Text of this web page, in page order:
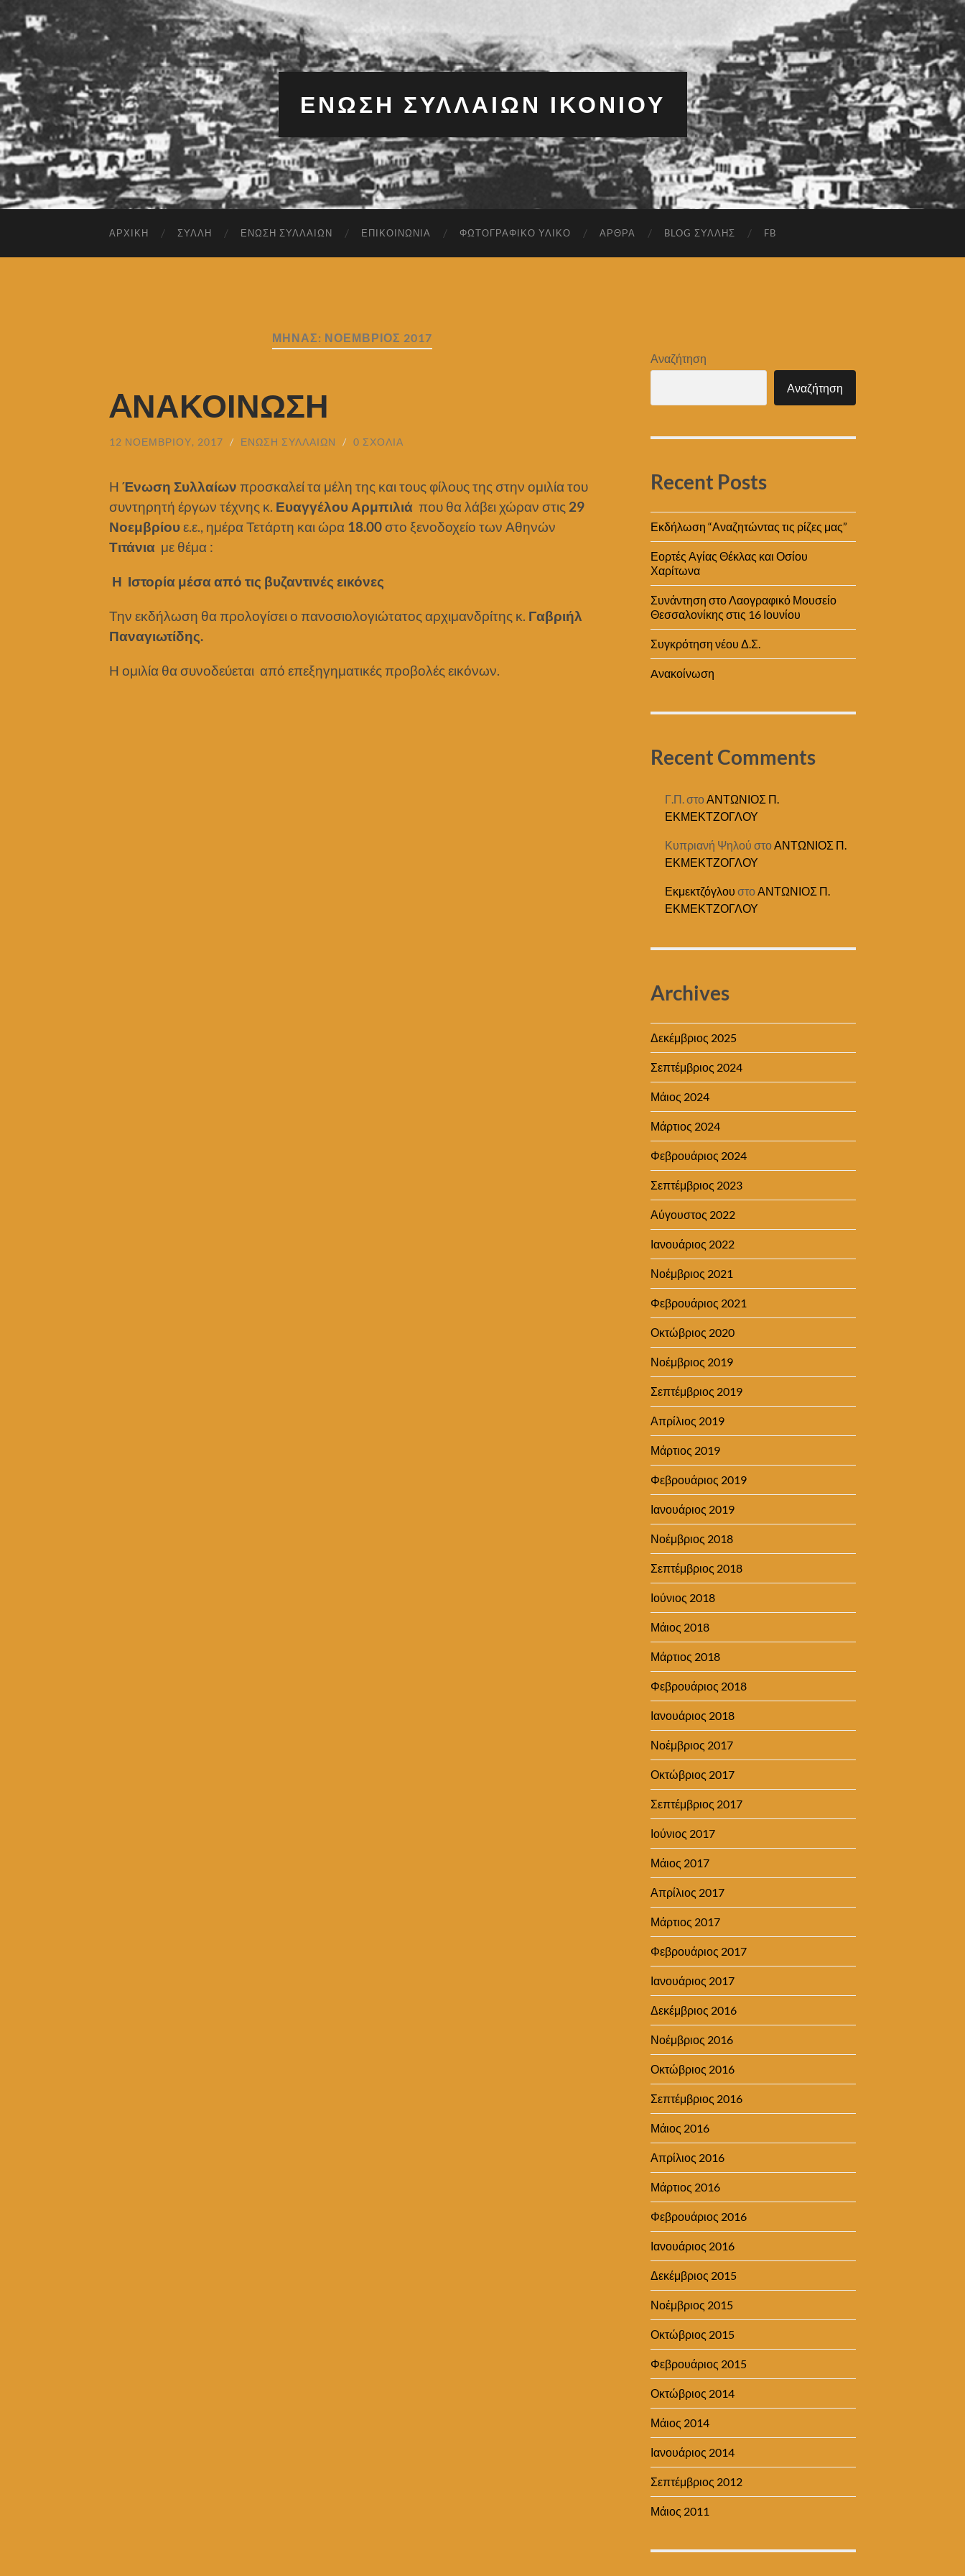
ΈΝΩΣΗ ΣΥΛΛΑΊΩΝ ΙΚΟΝΊΟΥ
ΑΡΧΙΚΉ ΣΎΛΛΗ ΈΝΩΣΗ ΣΥΛΛΑΊΩΝ ΕΠΙΚΟΙΝΩΝΊΑ ΦΩΤΟΓΡΑΦΙΚΌ ΥΛΙΚΌ ΆΡΘΡΑ BLOG ΣΎΛΛΗΣ FB
ΜΉΝΑΣ: ΝΟΈΜΒΡΙΟΣ 2017
AΝΑΚΟΙΝΩΣΗ
12 ΝΟΕΜΒΡΊΟΥ, 2017 / ΈΝΩΣΗ ΣΥΛΛΑΊΩΝ / 0 ΣΧΌΛΙΑ
Η Ένωση Συλλαίων προσκαλεί τα μέλη της και τους φίλους της στην ομιλία του
συντηρητή έργων τέχνης κ. Ευαγγέλου Αρμπιλιά που θα λάβει χώραν στις 29
Νοεμβρίουε.ε., ημέρα Τετάρτη και ώρα 18.00στο ξενοδοχείο των Αθηνών
Τιτάνια με θέμα :
Η Ιστορία μέσα από τις βυζαντινές εικόνες
Την εκδήλωση θα προλογίσει ο πανοσιολογιώτατος αρχιμανδρίτης κ. Γαβριήλ
Παναγιωτίδης.
Η ομιλία θα συνοδεύεται από επεξηγηματικές προβολές εικόνων.
Αναζήτηση
Αναζήτηση
Recent Posts
Εκδήλωση “Αναζητώντας τις ρίζες μας”
Εορτές Αγίας Θέκλας και Οσίου
Χαρίτωνα
Συνάντηση στο Λαογραφικό Μουσείο
Θεσσαλονίκης στις 16 Ιουνίου
Συγκρότηση νέου Δ.Σ.
Aνακοίνωση
Recent Comments
Γ.Π. στο ΑΝΤΩΝΙΟΣ Π.
ΕΚΜΕΚΤΖΟΓΛΟΥ
Κυπριανή Ψηλού στο ΑΝΤΩΝΙΟΣ Π.
ΕΚΜΕΚΤΖΟΓΛΟΥ
Εκμεκτζόγλου στο ΑΝΤΩΝΙΟΣ Π.
ΕΚΜΕΚΤΖΟΓΛΟΥ
Archives
Δεκέμβριος 2025
Σεπτέμβριος 2024
Μάιος 2024
Μάρτιος 2024
Φεβρουάριος 2024
Σεπτέμβριος 2023
Αύγουστος 2022
Ιανουάριος 2022
Νοέμβριος 2021
Φεβρουάριος 2021
Οκτώβριος 2020
Νοέμβριος 2019
Σεπτέμβριος 2019
Απρίλιος 2019
Μάρτιος 2019
Φεβρουάριος 2019
Ιανουάριος 2019
Νοέμβριος 2018
Σεπτέμβριος 2018
Ιούνιος 2018
Μάιος 2018
Μάρτιος 2018
Φεβρουάριος 2018
Ιανουάριος 2018
Νοέμβριος 2017
Οκτώβριος 2017
Σεπτέμβριος 2017
Ιούνιος 2017
Μάιος 2017
Απρίλιος 2017
Μάρτιος 2017
Φεβρουάριος 2017
Ιανουάριος 2017
Δεκέμβριος 2016
Νοέμβριος 2016
Οκτώβριος 2016
Σεπτέμβριος 2016
Μάιος 2016
Απρίλιος 2016
Μάρτιος 2016
Φεβρουάριος 2016
Ιανουάριος 2016
Δεκέμβριος 2015
Νοέμβριος 2015
Οκτώβριος 2015
Φεβρουάριος 2015
Οκτώβριος 2014
Μάιος 2014
Ιανουάριος 2014
Σεπτέμβριος 2012
Μάιος 2011